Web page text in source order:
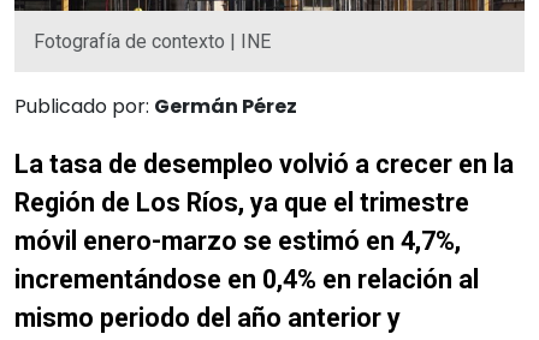
Fotografía de contexto | INE
Publicado por: Germán Pérez
La tasa de desempleo volvió a crecer en la
Región de Los Ríos, ya que el trimestre
móvil enero-marzo se estimó en 4,7%,
incrementándose en 0,4% en relación al
mismo periodo del año anterior y